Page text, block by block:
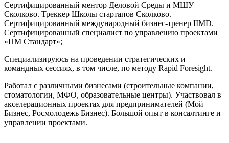
Сертифицированный ментор Деловой Среды и МШУ
Сколково. Треккер Школы стартапов Сколково.
Сертифицированный международный бизнес-тренер IIMD.
Сертифицированный специалист по управлению проектами
«ПМ Стандарт»;
Специализируюсь на проведении стратегических и
командных сессиях, в том числе, по методу Rapid Foresight.
Работал с различными бизнесами (строительные компании,
стоматологии, МФО, образовательные центры). Участвовал в
акселерационных проектах для предпринимателей (Мой
Бизнес, Росмолодежь Бизнес). Большой опыт в консалтинге и
управлении проектами.